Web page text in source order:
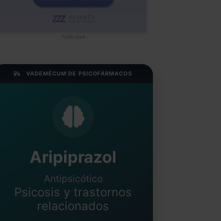
Publicidad
VADEMÉCUM DE PSICOFÁRMACOS
Aripiprazol
Antipsicótico
Psicosis y trastornos
relacionados